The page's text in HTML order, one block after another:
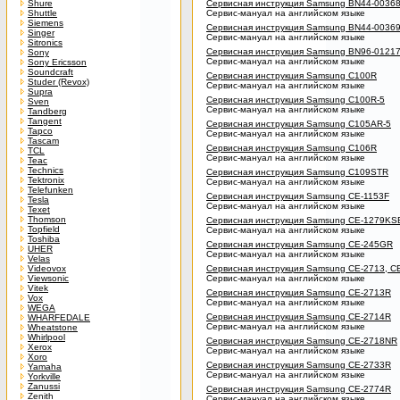
Shure
Shuttle
Siemens
Singer
Sitronics
Sony
Sony Ericsson
Soundcraft
Studer (Revox)
Supra
Sven
Tandberg
Tangent
Tapco
Tascam
TCL
Teac
Technics
Tektronix
Telefunken
Tesla
Texet
Thomson
Topfield
Toshiba
UHER
Velas
Videovox
Viewsonic
Vitek
Vox
WEGA
WHARFEDALE
Wheatstone
Whirlpool
Xerox
Xoro
Yamaha
Yorkville
Zanussi
Zenith
Сервисная инструкция Samsung BN44-
Сервис-мануал на английском языке
Сервисная инструкция Samsung BN44-
Сервис-мануал на английском языке
Сервисная инструкция Samsung BN96-
Сервис-мануал на английском языке
Сервисная инструкция Samsung C100R
Сервис-мануал на английском языке
Сервисная инструкция Samsung C100R-5
Сервис-мануал на английском языке
Сервисная инструкция Samsung C105AR-5
Сервис-мануал на английском языке
Сервисная инструкция Samsung C106R
Сервис-мануал на английском языке
Сервисная инструкция Samsung C109STR
Сервис-мануал на английском языке
Сервисная инструкция Samsung CE-1153F
Сервис-мануал на английском языке
Сервисная инструкция Samsung CE-
Сервис-мануал на английском языке
Сервисная инструкция Samsung CE-245GR
Сервис-мануал на английском языке
Сервисная инструкция Samsung CE-2713,
Сервис-мануал на английском языке
Сервисная инструкция Samsung CE-2713R
Сервис-мануал на английском языке
Сервисная инструкция Samsung CE-2714R
Сервис-мануал на английском языке
Сервисная инструкция Samsung CE-2718NR
Сервис-мануал на английском языке
Сервисная инструкция Samsung CE-2733R
Сервис-мануал на английском языке
Сервисная инструкция Samsung CE-2774R